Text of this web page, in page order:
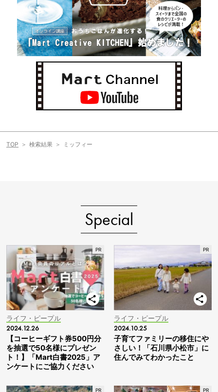
TOP 検索結果 ミッフィー
Special
ライフ・ピープル
2024.12.26
【コーヒーギフト券500円分
を抽選で50名様にプレゼン
ト！】「Mart白書2025」ア
ンケートにご協力ください
ライフ・ピープル
2024.10.25
子育てファミリーの移住にや
さしい！「石川県小松市」に
住んでみてわかったこと